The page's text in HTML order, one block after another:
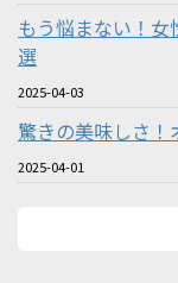
もう悩まない！
選
2025-04-03
驚きの美味しさ！
2025-04-01